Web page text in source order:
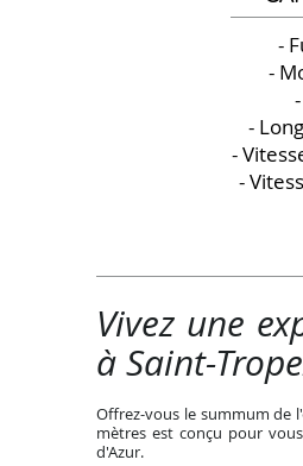
-
-
-
-
-
Vivez une
à Saint-
Offrez-vous le summum de
mètres est conçu pour
d'Azur.